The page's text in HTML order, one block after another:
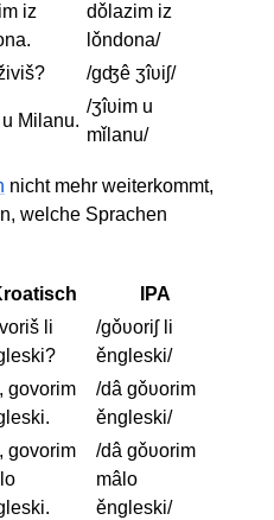
iz
dǒlazim iz
lǒndona/
/gʤê ʒîʋiʃ/
Milanu.
/ʒîʋim u
mǐlanu/
nicht mehr weiterkommt,
welche Sprachen
IPA
li
/ɡǒʋoriʃ li
ěngleski/
govorim
/dâ ɡǒʋorim
ěngleski/
govorim
/dâ ɡǒʋorim
mâlo
ěngleski/